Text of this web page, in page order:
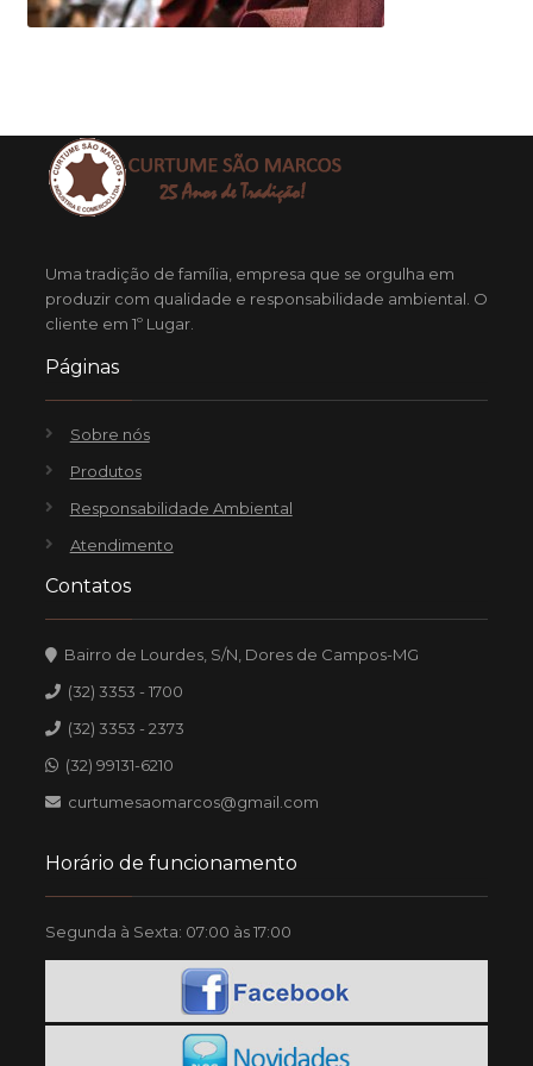
Uma tradição de família, empresa que se orgulha em
produzir com qualidade e responsabilidade ambiental. O
cliente em 1º Lugar.
Páginas
Sobre nós
Produtos
Responsabilidade Ambiental
Atendimento
Contatos
Bairro de Lourdes, S/N, Dores de Campos-MG
(32) 3353 - 1700
(32) 3353 - 2373
(32) 99131-6210
curtumesaomarcos@gmail.com
Horário de funcionamento
Segunda à Sexta: 07:00 às 17:00